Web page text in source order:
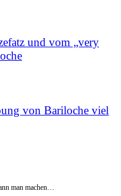
und vom „very
von Bariloche viel
man machen…